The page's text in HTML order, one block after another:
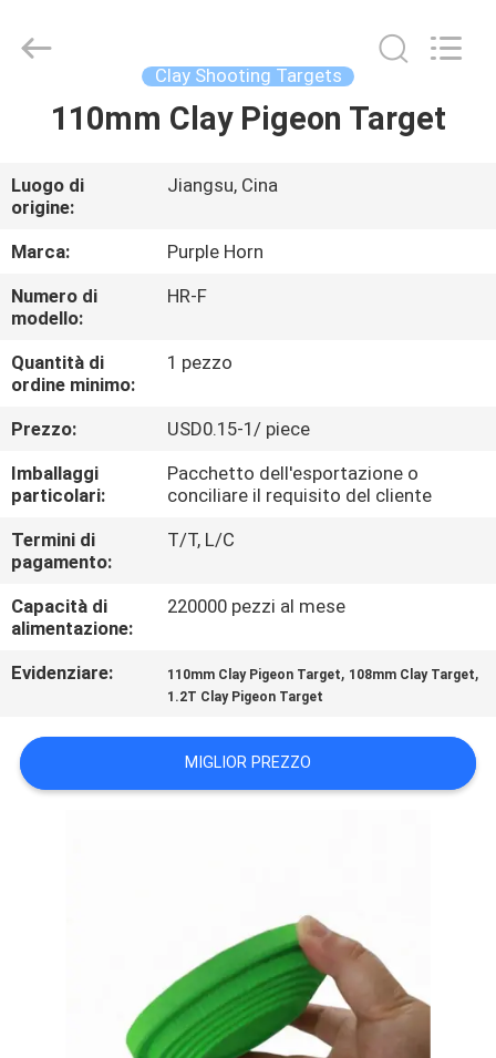
CASA
PRODOTTI
CIRCA
NOI
GIRO
FABBRICA
CONTROLLO
DI
QUALITÀ
CONTATTICI
BLOG
RICHIEDA
Clay Shooting Targets
110mm Clay Pigeon Target
Luogo di
origine:
Jiangsu, Cina
Marca:
Purple Horn
Numero di
modello:
HR-F
Quantità di
ordine minimo:
1 pezzo
Prezzo:
USD0.15-1/ piece
Imballaggi
particolari:
Pacchetto dell'esportazione o
conciliare il requisito del cliente
Termini di
pagamento:
T/T, L/C
Capacità di
alimentazione:
220000 pezzi al mese
Evidenziare: 110mm Clay Pigeon Target, 108mm Clay Target,
1.2T Clay Pigeon Target
MIGLIOR PREZZO